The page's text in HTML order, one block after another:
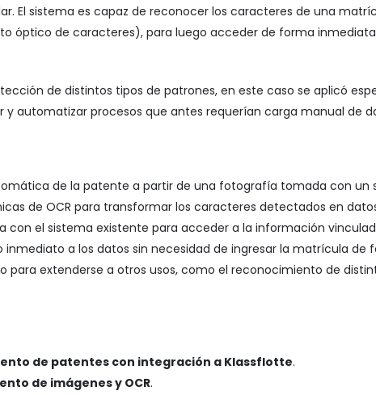
El sistema es capaz de reconocer los caracteres de una
óptico de caracteres), para luego acceder de forma
de distintos tipos de patrones, en este caso se aplicó
automatizar procesos que antes requerían carga manual de
de la patente a partir de una fotografía tomada con un
de OCR para transformar los caracteres detectados en
con el sistema existente para acceder a la información
inmediato a los datos sin necesidad de ingresar la matrícula de
para extenderse a otros usos, como el reconocimiento de
de patentes con integración a Klassflotte.
de imágenes y OCR.